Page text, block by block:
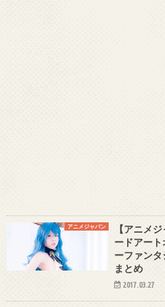
アニメジャパン
【アニメ
ードアー
ーファン
まとめ
2017.03.27